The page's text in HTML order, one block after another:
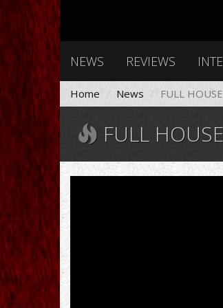
NEWS REVIEWS
Home News FULL
FULL
Full
House
Brew
Crew
No
Retreat
official